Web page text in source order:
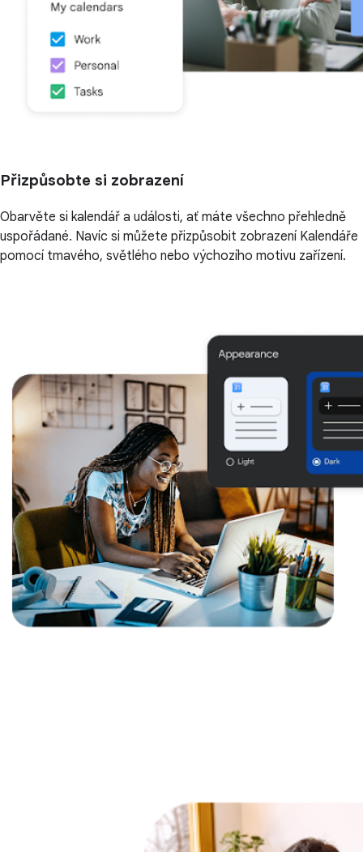
Přizpůsobte si zobrazení
Obarvěte si kalendář a události, ať máte všechno přehledně
uspořádané. Navíc si můžete přizpůsobit zobrazení Kalendáře
pomocí tmavého, světlého nebo výchozího motivu zařízení.